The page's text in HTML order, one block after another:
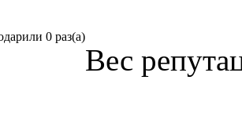
0 раз(а)
Вес